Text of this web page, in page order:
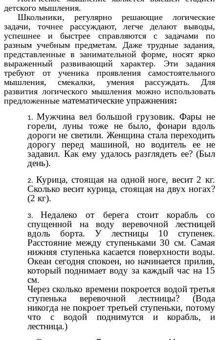
детского мышления.
Школьники, регулярно решающие логические
задачи, точнее рассуждают, легче делают выводы,
успешнее и быстрее справляются с задачами по
разным учебным предметам. Даже трудные задания,
представленные в занимательной форме, носят ярко
выраженный развивающий характер. Эти задания
требуют от ученика проявления самостоятельного
мышления, смекалки, умения рассуждать. Для
развития логического мышления можно использовать
предложенные математические упражнения:
Мужчина вел большой грузовик. Фары не
горели, луны тоже не было, фонари вдоль
дороги не светили. Женщина стала переходить
дорогу перед машиной, но водитель ее не
задавил. Как ему удалось разглядеть ее? (Был
день).
Курица, стоящая на одной ноге, весит 2 кг.
Сколько весит курица, стоящая на двух ногах?
(2 кг).
Недалеко от берега стоит корабль со
спущенной на воду веревочной лестницей
вдоль борта. У лестницы 10 ступенек.
Расстояние между ступеньками 30 см. Самая
нижняя ступенька касается поверхности воды.
Океан сегодня спокоен, но начинается прилив,
который поднимает воду за каждый час на 15
см.
Через сколько времени покроется водой третья
ступенька веревочной лестницы? (Вода
никогда не покроет третьей ступеньки, потому
что с водой поднимутся и корабль, и
лестница.)